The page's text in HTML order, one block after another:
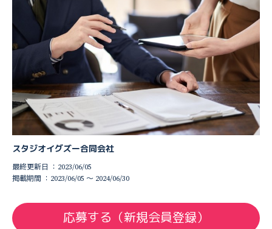
スタジオイグズー合同会社
最終更新日 ：2023/06/05
掲載期間 ：2023/06/05 〜 2024/06/30
応募する（新規会員登録）